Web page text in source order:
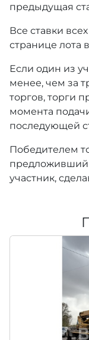
предыдущая
Все ставки
странице лота
Если один из
менее, чем за
торгов, торги
момента
последующей
Победителем
предложивший
участник,